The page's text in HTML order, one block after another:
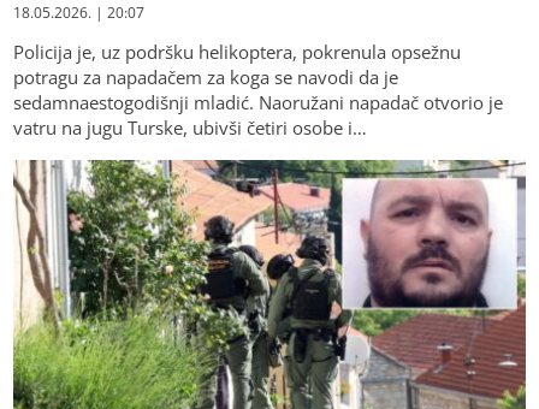
18.05.2026. | 20:07
Policija je, uz podršku helikoptera, pokrenula opsežnu
potragu za napadačem za koga se navodi da je
sedamnaestogodišnji mladić. Naoružani napadač otvorio je
vatru na jugu Turske, ubivši četiri osobe i…